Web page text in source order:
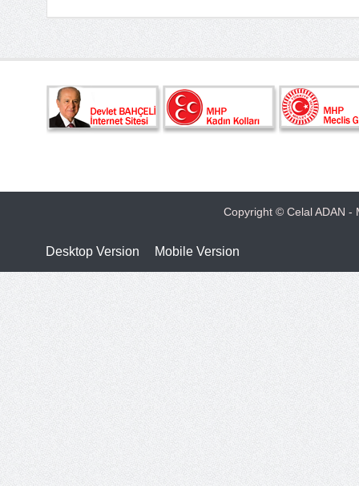
Copyright © Celal ADAN -
Desktop Version Mobile Version